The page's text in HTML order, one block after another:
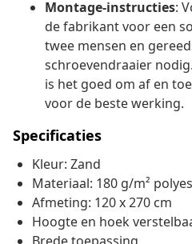
Montage-instructies:
de fabrikant voor een
twee mensen en
schroevendraaier
is het goed om af en
voor de beste werking.
Specificaties
Kleur: Zand
Materiaal: 180 g/m²
Afmeting: 120 x 270 cm
Hoogte en hoek